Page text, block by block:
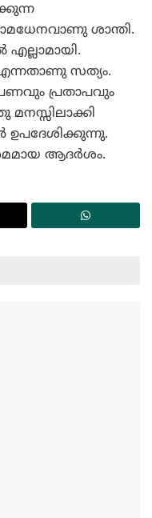
ശാന്തി.
എന്നതാണു സത്യം.
പണവും പ്രതാപവും
ഉപദേശിക്കുന്നു.
ആദര്‍ശം.